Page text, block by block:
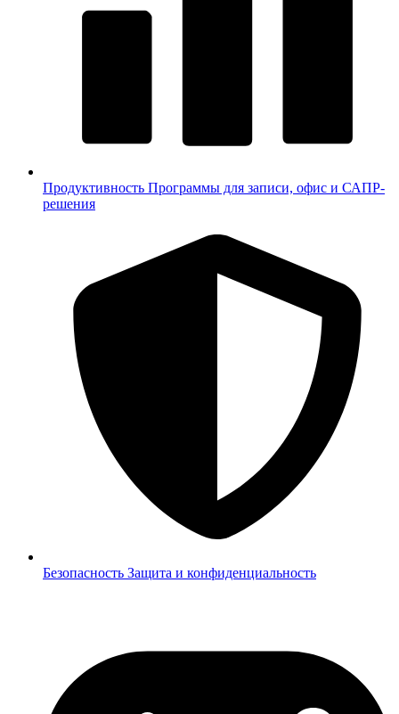
Продуктивность Программы для записи, офис и САПР-
решения
Безопасность Защита и конфиденциальность